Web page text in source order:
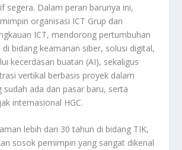
segera. Dalam peran barunya ini,
organisasi ICT Grup dan
ICT, mendorong pertumbuhan
bidang keamanan siber, solusi digital,
kecerdasan buatan (AI), sekaligus
vertikal berbasis proyek dalam
sudah ada dan pasar baru, serta
internasional HGC.
lebih dari 30 tahun di bidang TIK,
sosok pemimpin yang sangat dikenal